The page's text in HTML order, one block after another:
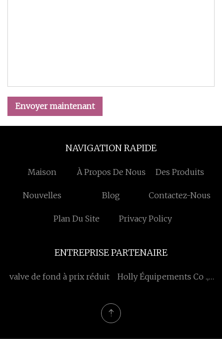
Envoyer maintenant
NAVIGATION RAPIDE
Maison À Propos De Nous Des Produits
Nouvelles Blog Contactez-Nous
Plan Du Site Privacy Policy
ENTREPRISE PARTENAIRE
valve de fond à prix réduit
Holly Équipements Co .,